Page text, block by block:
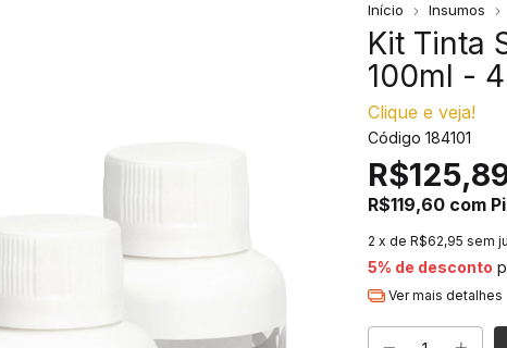
Início Insumos
Kit Tinta
100ml -
Clique e veja!
Código 184101
R$119,60 com
2 x de R$62,95 sem
5% de desconto
Ver mais detalhes